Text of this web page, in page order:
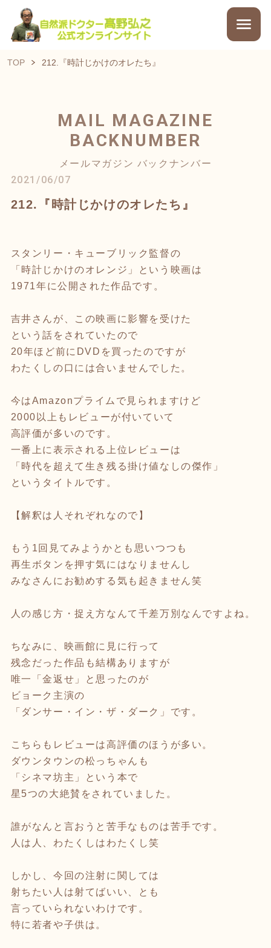
TOP 212.『時計じかけのオレたち』
MAIL MAGAZINE
BACKNUMBER
メールマガジン バックナンバー
2021/06/07
212.『時計じかけのオレたち』
スタンリー・キューブリック監督の
「時計じかけのオレンジ」という映画は
1971年に公開された作品です。
吉井さんが、この映画に影響を受けた
という話をされていたので
20年ほど前にDVDを買ったのですが
わたくしの口には合いませんでした。
今はAmazonプライムで見られますけど
2000以上もレビューが付いていて
高評価が多いのです。
一番上に表示される上位レビューは
「時代を超えて生き残る掛け値なしの傑作」
というタイトルです。
【解釈は人それぞれなので】
もう1回見てみようかとも思いつつも
再生ボタンを押す気にはなりませんし
みなさんにお勧めする気も起きません笑
人の感じ方・捉え方なんて千差万別なんですよね。
ちなみに、映画館に見に行って
残念だった作品も結構ありますが
唯一「金返せ」と思ったのが
ビョーク主演の
「ダンサー・イン・ザ・ダーク」です。
こちらもレビューは高評価のほうが多い。
ダウンタウンの松っちゃんも
「シネマ坊主」という本で
星5つの大絶賛をされていました。
誰がなんと言おうと苦手なものは苦手です。
人は人、わたくしはわたくし笑
しかし、今回の注射に関しては
射ちたい人は射てばいい、とも
言っていられないわけです。
特に若者や子供は。